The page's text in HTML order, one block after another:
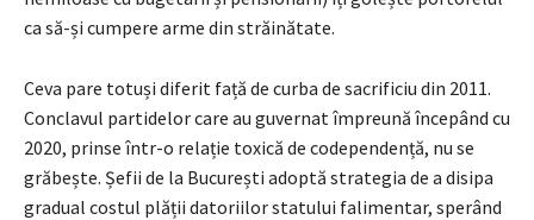
ca să-și cumpere arme din străinătate.
Ceva pare totuși diferit față de curba de sacrificiu din 2011.
Conclavul partidelor care au guvernat împreună începând cu
2020, prinse într-o relație toxică de codependență, nu se
grăbește. Șefii de la București adoptă strategia de a disipa
gradual costul plății datoriilor statului falimentar, sperând